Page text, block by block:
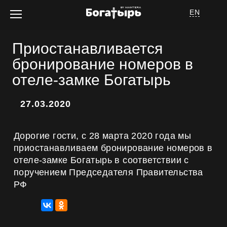
EN
Об отеле
Номера
Услуги
Спецпредложения
Приостанавливается
бронирование номеров в
отеле-замке Богатырь
27.03.2020
Дорогие гости, с 28 марта 2020 года мы
приостанавливаем бронирование номеров в
отеле-замке Богатырь в соответствии с
поручением Председателя Правительства
РФ